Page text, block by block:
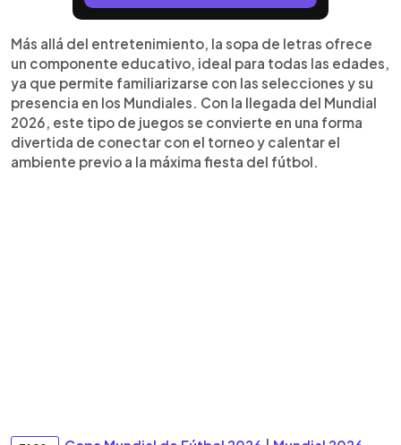
Más allá del entretenimiento, la sopa de letras ofrece
un componente educativo, ideal para todas las edades,
ya que permite familiarizarse con las selecciones y su
presencia en los Mundiales. Con la llegada del Mundial
2026, este tipo de juegos se convierte en una forma
divertida de conectar con el torneo y calentar el
ambiente previo a la máxima fiesta del fútbol.